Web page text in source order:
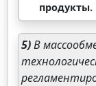
продукты.
5)В